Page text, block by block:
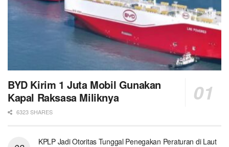
BYD Kirim 1 Juta Mobil Gunakan
Kapal Raksasa Miliknya
6323 SHARES
KPLP Jadi Otoritas Tunggal Penegakan Peraturan di Laut